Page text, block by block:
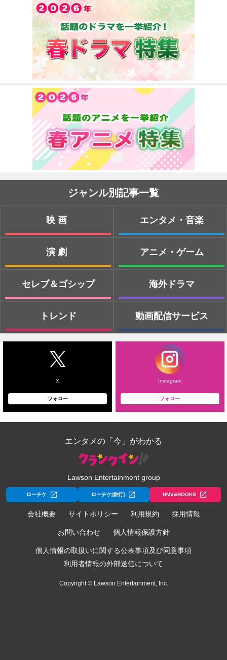
ジャンル別記事一覧
映画
演劇
セレブ＆ゴシップ
トレンド
エンタメ・音楽
アニメ・ゲーム
海外ドラマ
動画配信サービス
X
フォロー
Instagram
フォロー
エンタメの「今」がわかる
Lawson Entertainment group
ローチケ ローチケ[旅行] HMV&BOOKS
会社概要 サイトポリシー 利用規約 採用情報
お問い合わせ 個人情報保護方針
個人情報の取扱いに関する公表事項及び同意事項
利用者情報の外部送信について
Copyright © Lawson Entertainment, Inc.